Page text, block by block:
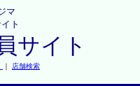
マ
ト
サイト
｜ 店舗検索